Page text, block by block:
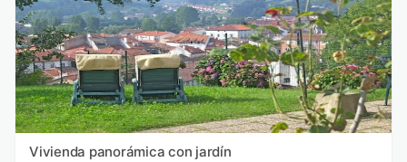
Vivienda panorámica con jardín